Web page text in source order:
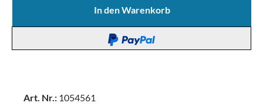
In den Warenkorb
Art. Nr.: 1054561